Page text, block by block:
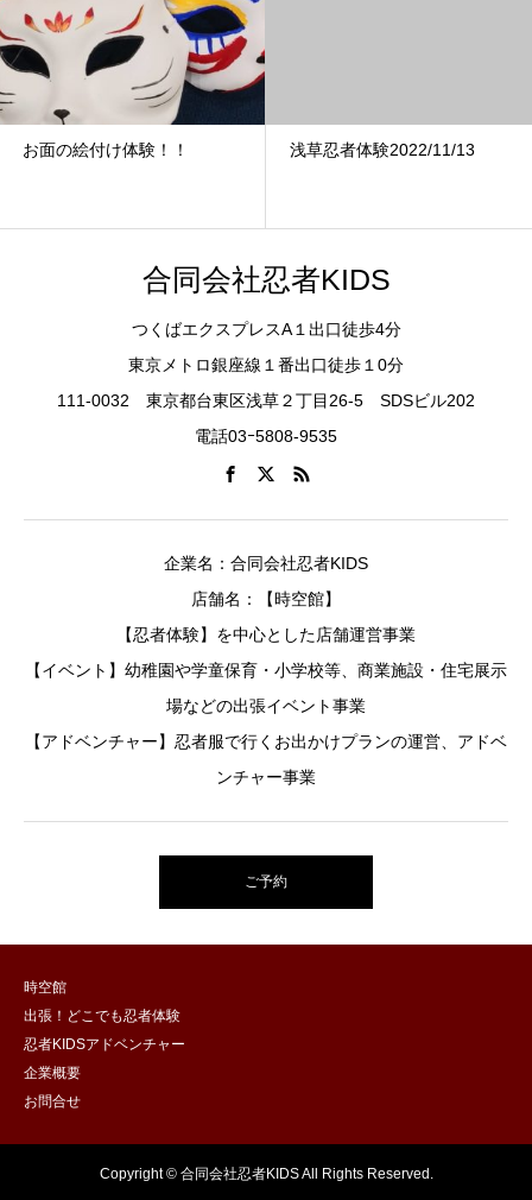
お面の絵付け体験！！ 浅草忍者体験2022/11/13
合同会社忍者KIDS
つくばエクスプレスA１出口徒歩4分
東京メトロ銀座線１番出口徒歩１0分
111-0032 東京都台東区浅草２丁目26-5 SDSビル202
電話03ｰ5808-9535
企業名：合同会社忍者KIDS
店舗名：【時空館】
【忍者体験】を中心とした店舗運営事業
【イベント】幼稚園や学童保育・小学校等、商業施設・住宅展示
場などの出張イベント事業
【アドベンチャー】忍者服で行くお出かけプランの運営、アドベ
ンチャー事業
ご予約
時空館
出張！どこでも忍者体験
忍者KIDSアドベンチャー
企業概要
お問合せ
Copyright © 合同会社忍者KIDS All Rights Reserved.